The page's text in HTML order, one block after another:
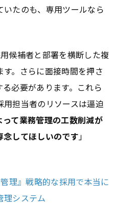
たのも、専用ツールなら
候補者と部署を横断した複
。さらに面接時間を押さ
必要があります。これら
担当者のリソースは逼迫
って業務管理の工数削減が
してほしいのです」
理』戦略的な採用で本当に
理システム